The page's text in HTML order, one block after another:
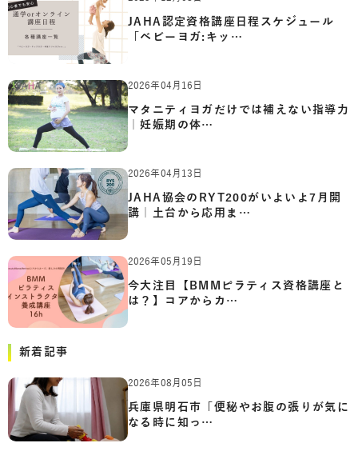
JAHA認定資格講座日程スケジュール
「ベビーヨガ:キッ…
2026年04月16日
マタニティヨガだけでは補えない指導力
｜妊娠期の体…
2026年04月13日
JAHA協会のRYT200がいよいよ7月開
講｜土台から応用ま…
2026年05月19日
今大注目【BMMピラティス資格講座と
は？】コアからカ…
新着記事
2026年08月05日
兵庫県明石市「便秘やお腹の張りが気に
なる時に知っ…